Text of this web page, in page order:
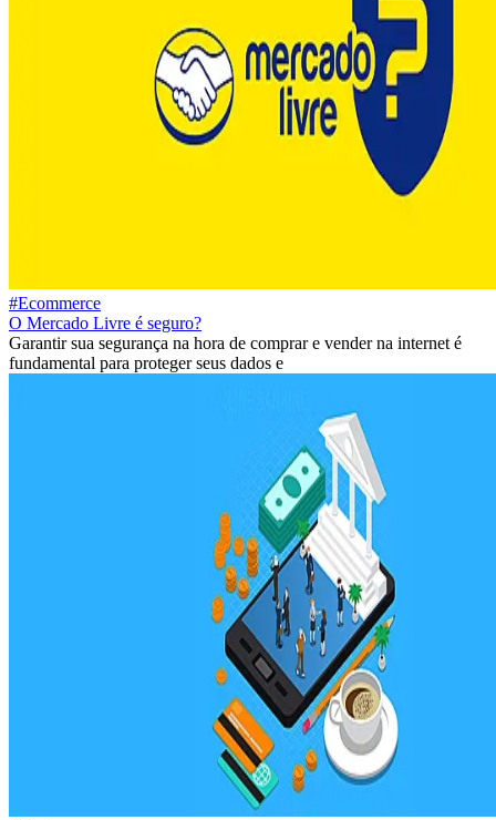
#Ecommerce
O Mercado Livre é seguro?
Garantir sua segurança na hora de comprar e vender na internet é
fundamental para proteger seus dados e